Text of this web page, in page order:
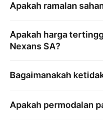
Apakah ramalan
Apakah harga
Nexans SA?
Bagaimanakah
Apakah permodalan